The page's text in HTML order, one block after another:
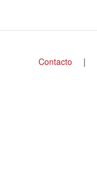
FooterContacto